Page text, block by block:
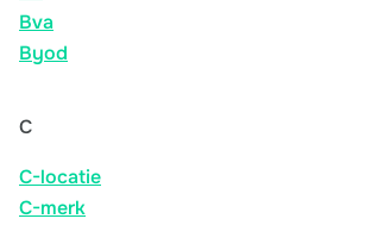
Bva
Byod
C
C-locatie
C-merk